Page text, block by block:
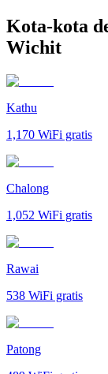
Kota-kota
Wichit
Kathu
1,170 WiFi gratis
Chalong
1,052 WiFi gratis
Rawai
538 WiFi gratis
Patong